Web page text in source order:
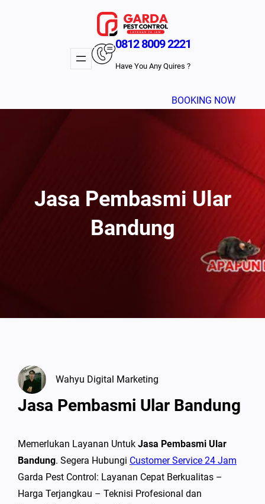
0812 8009 2221
Have You Any Quires ?
BOOKING NOW
Jasa Pembasmi Ular
Bandung
Wahyu Digital Marketing
Jasa Pembasmi Ular Bandung
Memerlukan Layanan Untuk Jasa Pembasmi Ular
Bandung. Segera Hubungi Customer Service 24 Jam
Garda Pest Control: Layanan Cepat Berkualitas –
Harga Terjangkau – Teknisi Profesional dan